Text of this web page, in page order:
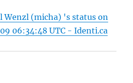
Wenzl (micha) 's status on
06:34:48 UTC - Identi.ca